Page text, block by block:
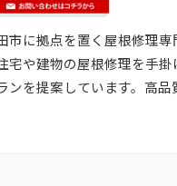
市に拠点を置く屋根修理
宅や建物の屋根修理を手
ンを提案しています。高